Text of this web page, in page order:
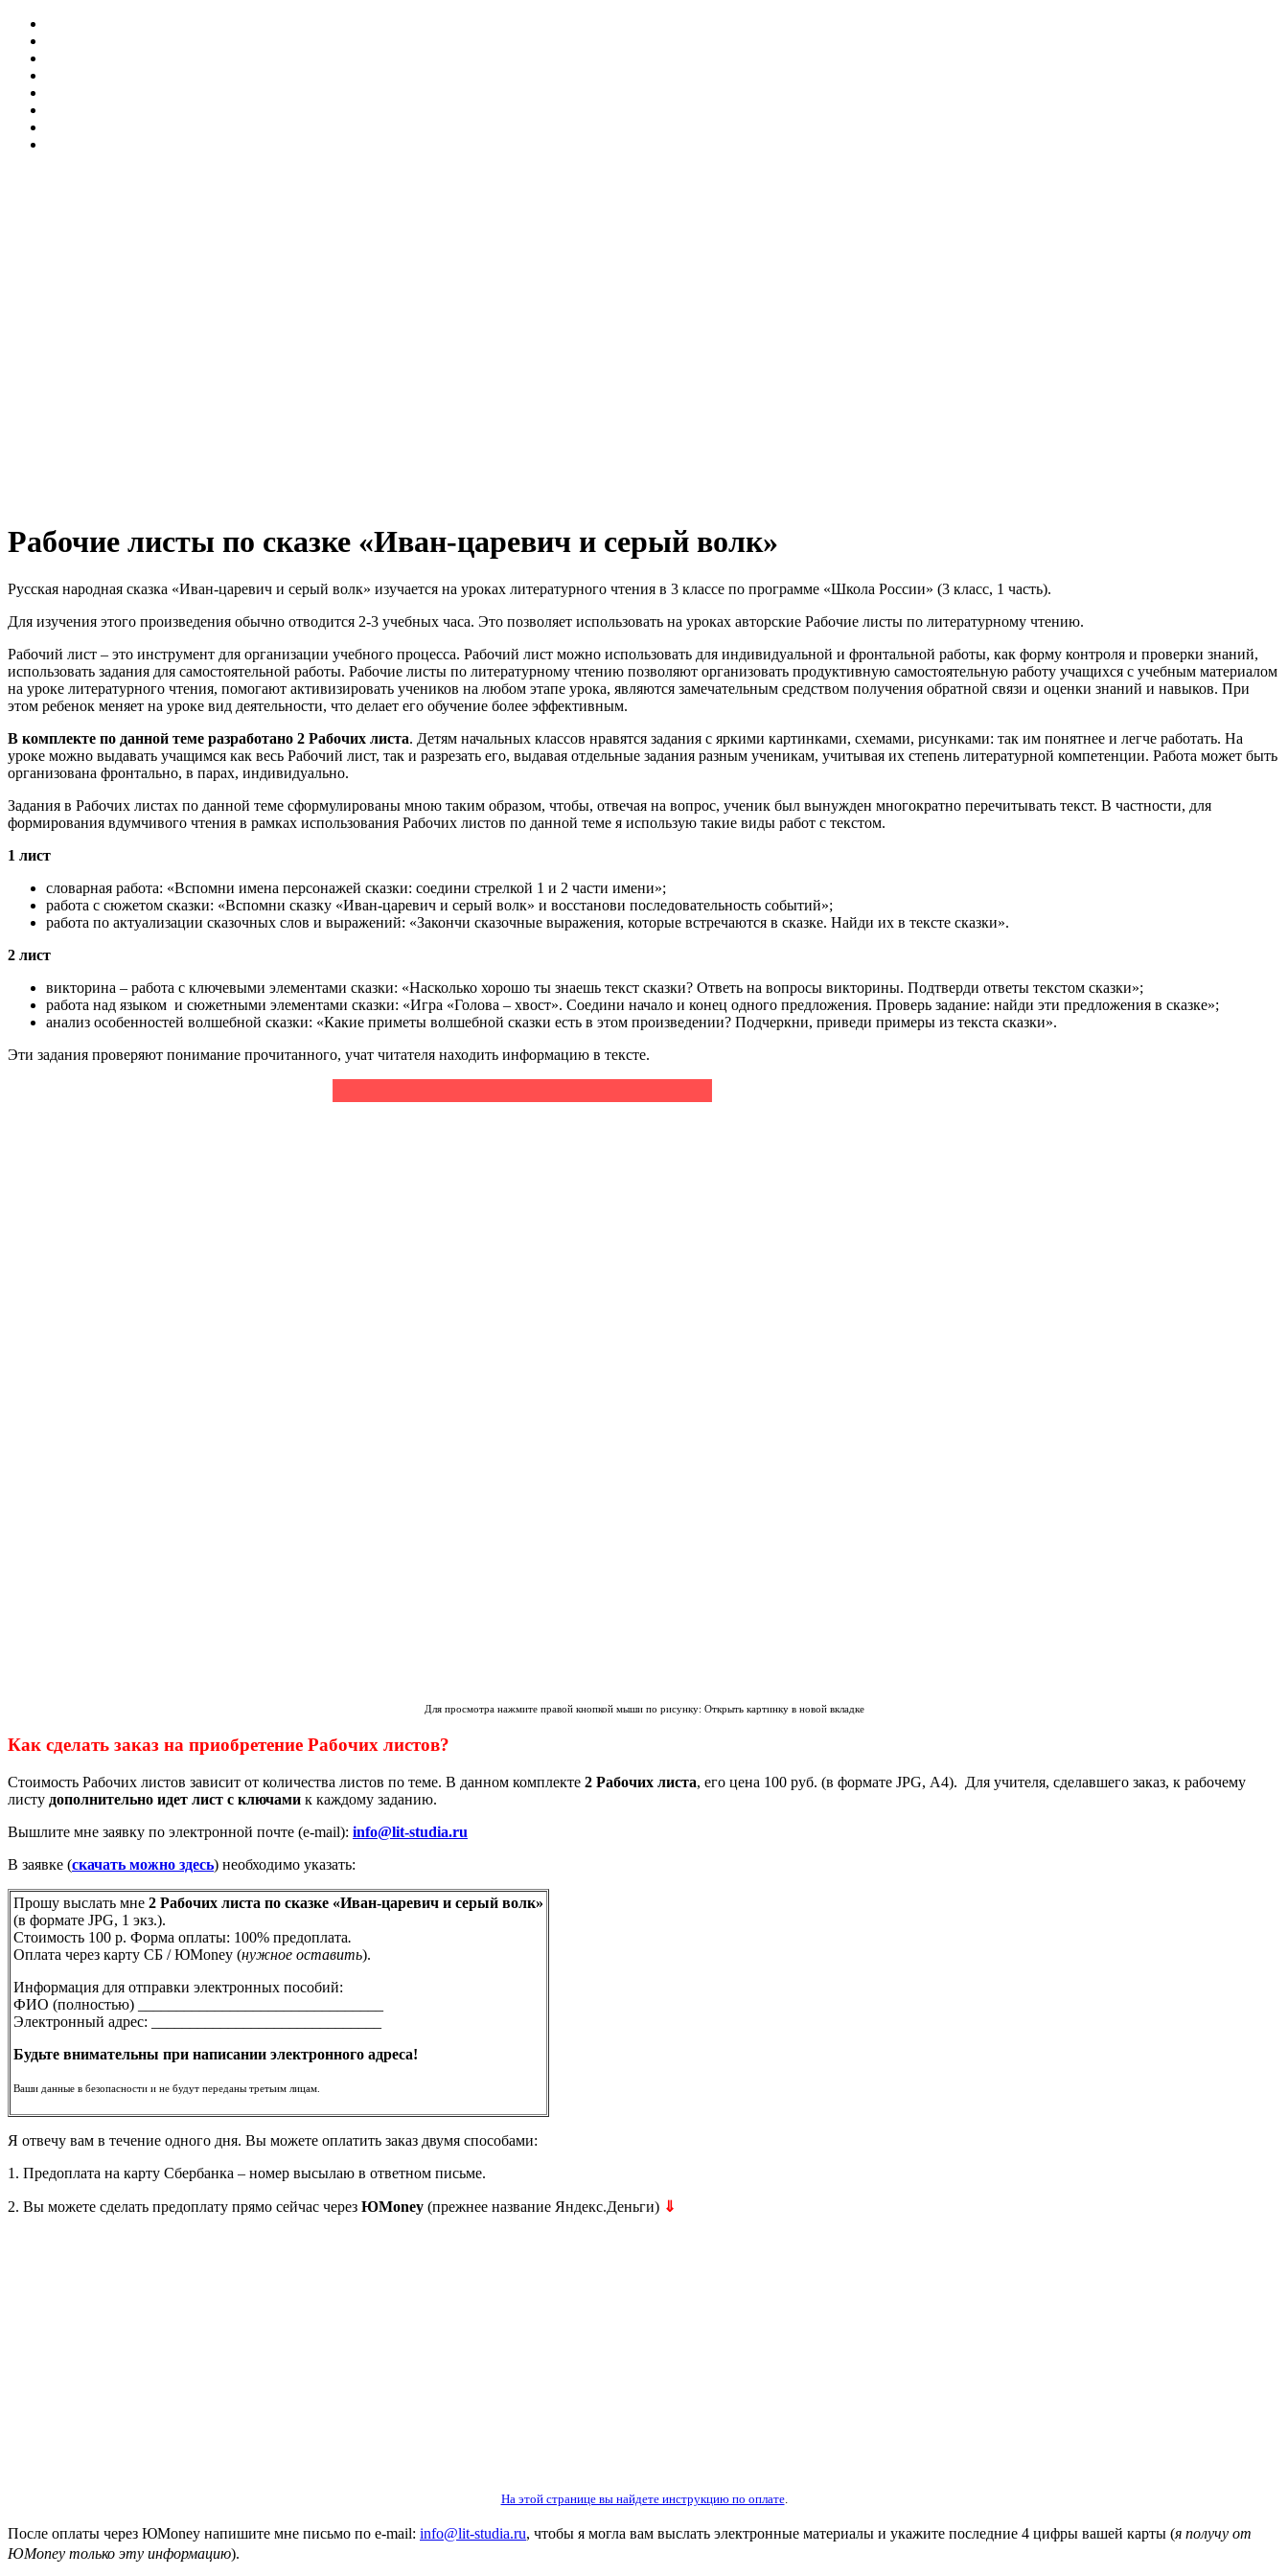
Рабочие листы по сказке «Иван-царевич и серый волк»
Русская народная сказка «Иван-царевич и серый волк» изучается на уроках литературного чтения в 3 классе по программе «Школа России» (3 класс, 1 часть).
Для изучения этого произведения обычно отводится 2-3 учебных часа. Это позволяет использовать на уроках авторские Рабочие листы по литературному чтению.
Рабочий лист – это инструмент для организации учебного процесса. Рабочий лист можно использовать для индивидуальной и фронтальной работы, как форму контроля и проверки знаний,
использовать задания для самостоятельной работы. Рабочие листы по литературному чтению позволяют организовать продуктивную самостоятельную работу учащихся с учебным материалом
на уроке литературного чтения, помогают активизировать учеников на любом этапе урока, являются замечательным средством получения обратной связи и оценки знаний и навыков. При
этом ребенок меняет на уроке вид деятельности, что делает его обучение более эффективным.
В комплекте по данной теме разработано 2 Рабочих листа. Детям начальных классов нравятся задания с яркими картинками, схемами, рисунками: так им понятнее и легче работать. На
уроке можно выдавать учащимся как весь Рабочий лист, так и разрезать его, выдавая отдельные задания разным ученикам, учитывая их степень литературной компетенции. Работа может быть
организована фронтально, в парах, индивидуально.
Задания в Рабочих листах по данной теме сформулированы мною таким образом, чтобы, отвечая на вопрос, ученик был вынужден многократно перечитывать текст. В частности, для
формирования вдумчивого чтения в рамках использования Рабочих листов по данной теме я использую такие виды работ с текстом.
1 лист
словарная работа: «Вспомни имена персонажей сказки: соедини стрелкой 1 и 2 части имени»;
работа с сюжетом сказки: «Вспомни сказку «Иван-царевич и серый волк» и восстанови последовательность событий»;
работа по актуализации сказочных слов и выражений: «Закончи сказочные выражения, которые встречаются в сказке. Найди их в тексте сказки».
2 лист
викторина – работа с ключевыми элементами сказки: «Насколько хорошо ты знаешь текст сказки? Ответь на вопросы викторины. Подтверди ответы текстом сказки»;
работа над языком и сюжетными элементами сказки: «Игра «Голова – хвост». Соедини начало и конец одного предложения. Проверь задание: найди эти предложения в сказке»;
анализ особенностей волшебной сказки: «Какие приметы волшебной сказки есть в этом произведении? Подчеркни, приведи примеры из текста сказки».
Эти задания проверяют понимание прочитанного, учат читателя находить информацию в тексте.
Для просмотра нажмите правой кнопкой мыши по рисунку: Открыть картинку в новой вкладке
Как сделать заказ на приобретение Рабочих листов?
Стоимость Рабочих листов зависит от количества листов по теме. В данном комплекте 2 Рабочих листа, его цена 100 руб. (в формате JPG, А4). Для учителя, сделавшего заказ, к рабочему
листу дополнительно идет лист с ключами к каждому заданию.
Вышлите мне заявку по электронной почте (e-mail): info@lit-studia.ru
В заявке (скачать можно здесь) необходимо указать:
Прошу выслать мне 2 Рабочих листа по сказке «Иван-царевич и серый волк»
(в формате JPG, 1 экз.).
Стоимость 100 р. Форма оплаты: 100% предоплата.
Оплата через карту СБ / ЮMoney (нужное оставить).
Информация для отправки электронных пособий:
ФИО (полностью) ________________________________
Электронный адрес: ______________________________
Будьте внимательны при написании электронного адреса!
Ваши данные в безопасности и не будут переданы третьим лицам.
Я отвечу вам в течение одного дня. Вы можете оплатить заказ двумя способами:
1. Предоплата на карту Сбербанка – номер высылаю в ответном письме.
2. Вы можете сделать предоплату прямо сейчас через ЮMoney (прежнее название Яндекс.Деньги) ⇓
На этой странице вы найдете инструкцию по оплате.
После оплаты через ЮMoney напишите мне письмо по e-mail: info@lit-studia.ru, чтобы я могла вам выслать электронные материалы и укажите последние 4 цифры вашей карты (я получу от
ЮMoney только эту информацию).